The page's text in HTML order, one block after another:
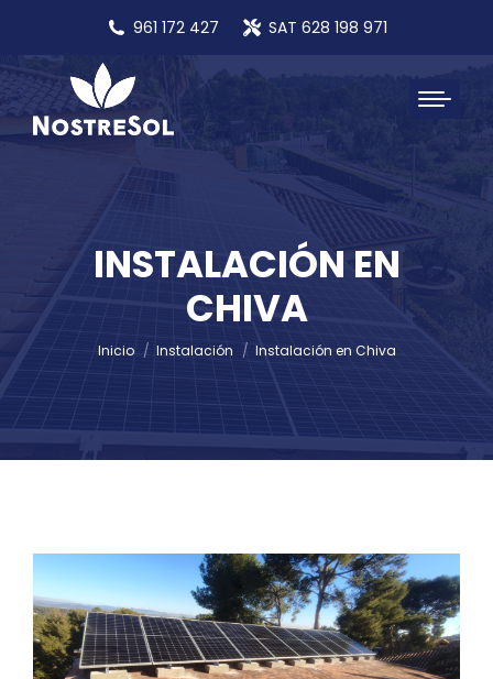
961 172 427 SAT 628 198 971
INSTALACIÓN EN
CHIVA
Estás aquí:
Inicio Instalación Instalación en Chiva